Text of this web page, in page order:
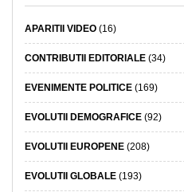
APARITII VIDEO (16)
CONTRIBUTII EDITORIALE (34)
EVENIMENTE POLITICE (169)
EVOLUTII DEMOGRAFICE (92)
EVOLUTII EUROPENE (208)
EVOLUTII GLOBALE (193)